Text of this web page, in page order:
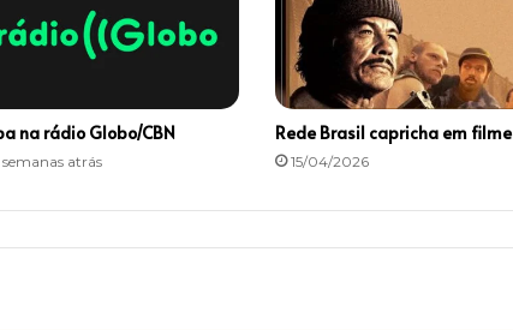
o
na rádio Globo/CBN
semanas atrás
Rede Brasil capricha em filme
15/04/2026